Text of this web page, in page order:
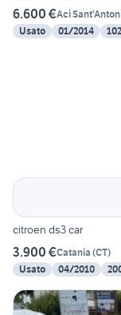
6.600 €Aci
Usato
01/2014
citroen ds3 car
3.900 €Catania (CT)
Usato
04/2010